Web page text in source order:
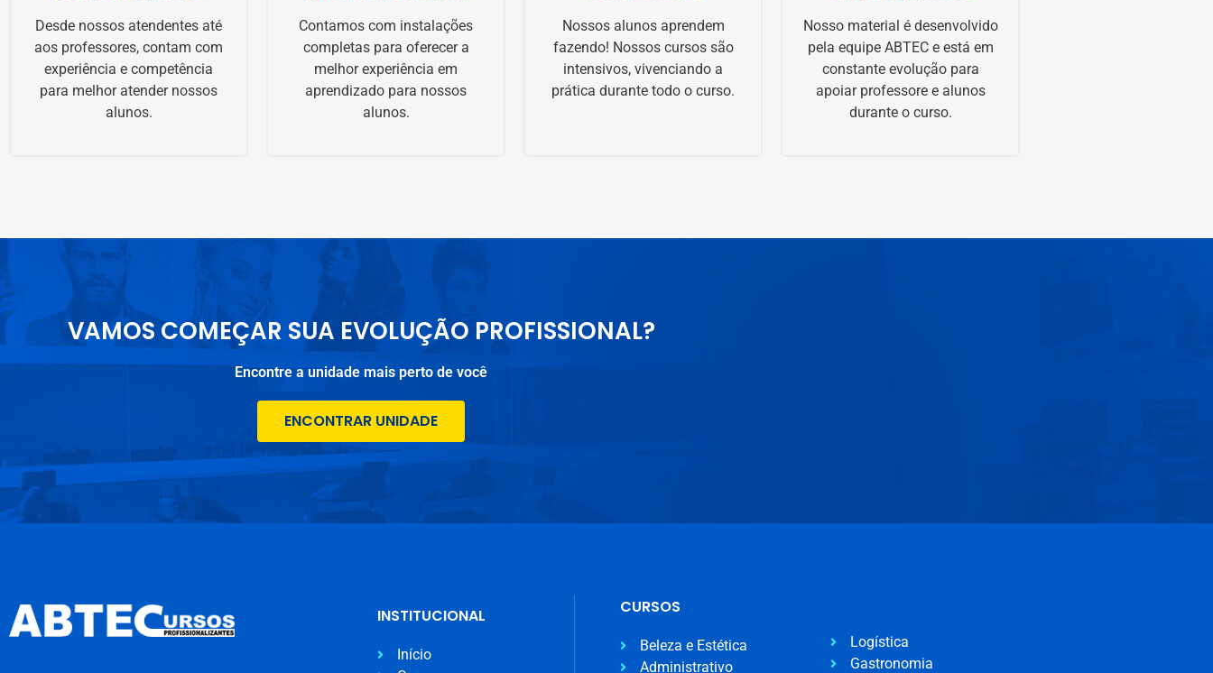
Desde nossos atendentes até
aos professores, contam com
experiência e competência
para melhor atender nossos
alunos.
Contamos com instalações
completas para oferecer a
melhor experiência em
aprendizado para nossos
alunos.
Nossos alunos aprendem
fazendo! Nossos cursos são
intensivos, vivenciando a
prática durante todo o curso.
Nosso material é desenvolvido
pela equipe ABTEC e está em
constante evolução para
apoiar professore e alunos
durante o curso.
VAMOS COMEÇAR SUA EVOLUÇÃO PROFISSIONAL?
Encontre a unidade mais perto de você
ENCONTRAR UNIDADE
INSTITUCIONAL
Início
CURSOS
Beleza e Estética
Administrativo
Logística
Gastronomia